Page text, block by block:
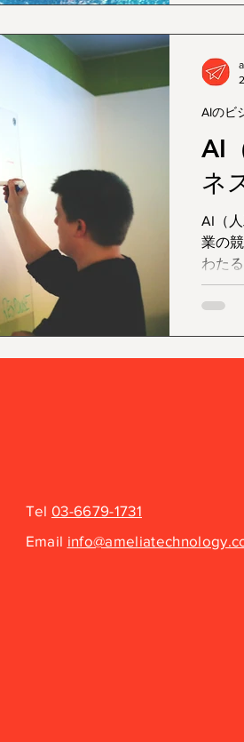
スや
てご
AI
ネ
AI（
業の
わた
別に
AIのビ
Tel 03-6679-1731
Email